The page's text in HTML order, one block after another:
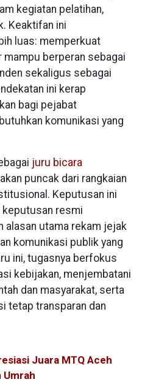
kegiatan pelatihan,
Keaktifan ini
luas: memperkuat
mampu berperan sebagai
sekaligus sebagai
ini kerap
bagi pejabat
komunikasi yang
juru bicara
puncak dari rangkaian
Keputusan ini
resmi
alasan utama rekam jejak
komunikasi publik yang
ini, tugasnya berfokus
kebijakan, menjembatani
dan masyarakat, serta
tetap transparan dan
Juara MTQ Aceh
Umrah